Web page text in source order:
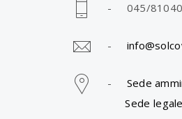
- 045/
-
- Sede
Sede legale: via